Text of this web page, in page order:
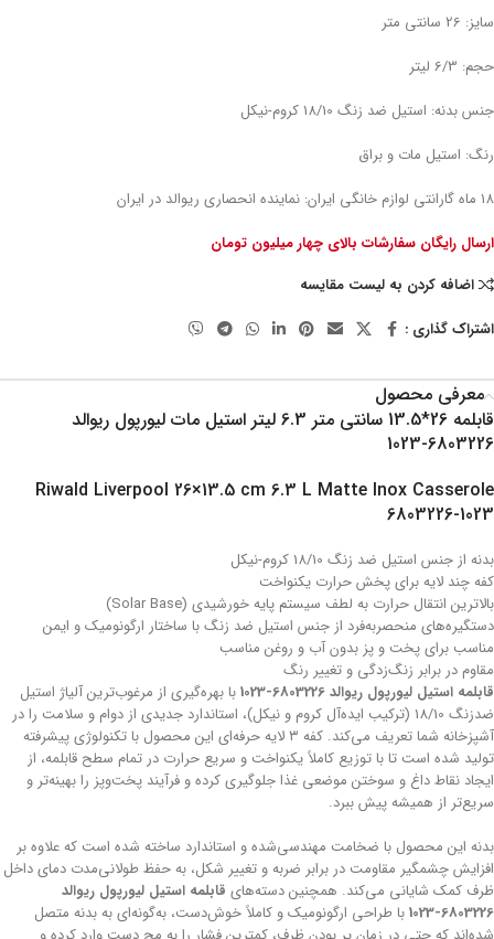
سایز: 26 سانتی متر
حجم: 6/3 لیتر
جنس بدنه: استیل ضد زنگ 18/10 کروم-نیکل
رنگ: استیل مات و براق
18 ماه گارانتی لوازم خانگی ایران: نماینده انحصاری ریوالد در ایران
ارسال رایگان سفارشات بالای چهار میلیون تومان
اضافه کردن به لیست مقایسه
اشتراک گذاری :
معرفی محصول
قابلمه 26*13.5 سانتی متر 6.3 لیتر استیل مات لیورپول ریوالد
6803226-1023
Riwald Liverpool 26×13.5 cm 6.3 L Matte Inox Casserole
6803226-1023
بدنه از جنس استیل ضد زنگ 18/10 کروم-نیکل
کفه چند لایه برای پخش حرارت یکنواخت
بالاترین انتقال حرارت به لطف سیستم پایه خورشیدی (Solar Base)
دستگیره‌های منحصربه‌فرد از جنس استیل ضد زنگ با ساختار ارگونومیک و ایمن
مناسب برای پخت و پز بدون آب و روغن مناسب
مقاوم در برابر زنگ‌زدگی و تغییر رنگ
قابلمه استیل لیورپول ریوالد 6803226-1023
با بهره‌گیری از مرغوب‌ترین آلیاژ استیل
ضدزنگ 18/10 (ترکیب ایده‌آل کروم و نیکل)، استاندارد جدیدی از دوام و سلامت را در
آشپزخانه شما تعریف می‌کند. کفه ۳ لایه حرفه‌ای این محصول با تکنولوژی پیشرفته
تولید شده است تا با توزیع کاملاً یکنواخت و سریع حرارت در تمام سطح قابلمه، از
ایجاد نقاط داغ و سوختن موضعی غذا جلوگیری کرده و فرآیند پخت‌وپز را بهینه‌تر و
سریع‌تر از همیشه پیش ببرد.
بدنه این محصول با ضخامت مهندسی‌شده و استاندارد ساخته شده است که علاوه بر
افزایش چشمگیر مقاومت در برابر ضربه و تغییر شکل، به حفظ طولانی‌مدت دمای داخل
ظرف کمک شایانی می‌کند. همچنین دسته‌های قابلمه استیل لیورپول ریوالد
6803226-1023
با طراحی ارگونومیک و کاملاً خوش‌دست، به‌گونه‌ای به بدنه متصل